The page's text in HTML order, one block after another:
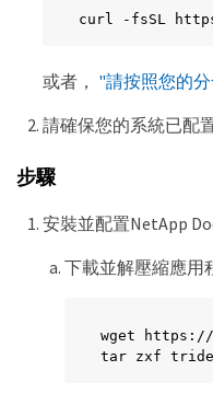
curl -fsSL
或者， "請按照您的
請確保您的系統已配置
步驟
安裝並配置NetApp
下載並解壓縮應用
wget https://
tar zxf